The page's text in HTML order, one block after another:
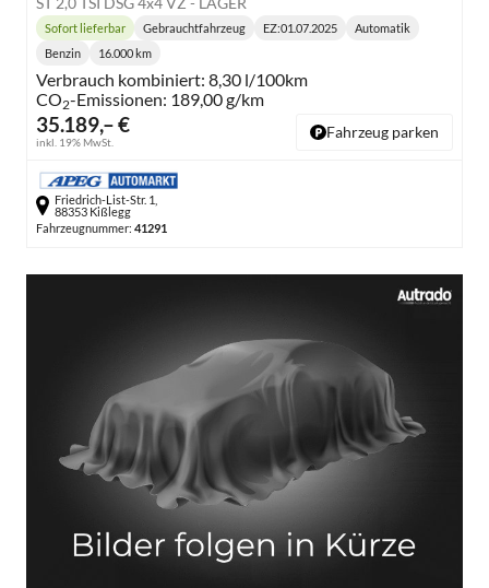
35.189,– €
inkl. 19% MwSt.
Lieferzeit:
Sofort lieferbar Gebrauchtfahrzeug EZ:01.07.2025
Getriebe:
Automatik
Kraftstoff:
Benzin
Kilometerstand:
16.000 km
Verbrauch kombiniert: 8,30 l/100km
CO2-Emissionen: 189,00 g/km
Fahrzeug parken
Friedrich-List-Str. 1,
88353 Kißlegg
Fahrzeugnummer: 41291